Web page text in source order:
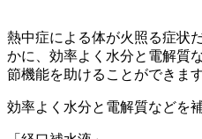
熱中症による体が火照る症状
かに、効率よく水分と電解質
節機能を助けることができます
効率よく水分と電解質などを